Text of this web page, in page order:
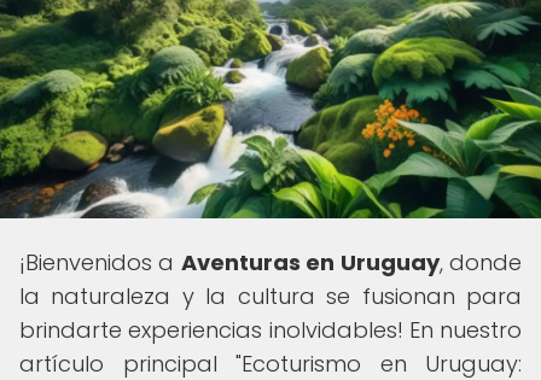
¡Bienvenidos a Aventuras en Uruguay, donde
la naturaleza y la cultura se fusionan para
brindarte experiencias inolvidables! En nuestro
artículo principal "Ecoturismo en Uruguay: